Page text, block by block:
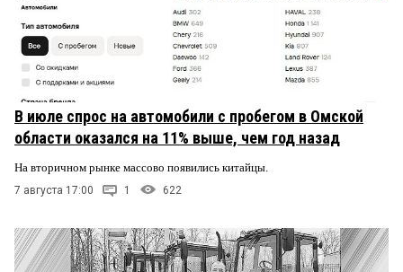
В июле спрос на автомобили с пробегом в Омской
области оказался на 11% выше, чем год назад
На вторичном рынке массово появились китайцы.
7 августа 17:00 1 622